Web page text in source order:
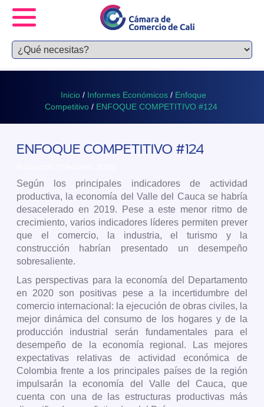
Inicio / Informes Económicos / Enfoque
Competitivo / ENFOQUE COMPETITIVO #124
ENFOQUE COMPETITIVO #124
Según los principales indicadores de actividad
productiva, la economía del Valle del Cauca se habría
desacelerado en 2019. Pese a este menor ritmo de
crecimiento, varios indicadores líderes permiten prever
que el comercio, la industria, el turismo y la
construcción habrían presentado un desempeño
sobresaliente.
Las perspectivas para la economía del Departamento
en 2020 son positivas pese a la incertidumbre del
comercio internacional: la ejecución de obras civiles, la
mejor dinámica del consumo de los hogares y de la
producción industrial serán fundamentales para el
desempeño de la economía regional. Las mejores
expectativas relativas de actividad económica de
Colombia frente a los principales países de la región
impulsarán la economía del Valle del Cauca, que
cuenta con una de las estructuras productivas más